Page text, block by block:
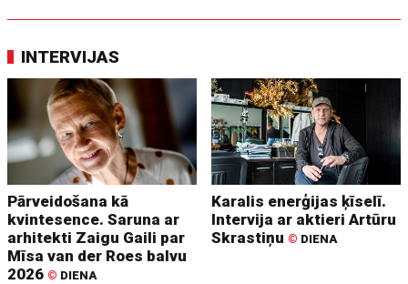
INTERVIJAS
Pārveidošana kā
kvintesence. Saruna ar
arhitekti Zaigu Gaili par
Mīsa van der Roes balvu
2026 © DIENA
Karalis enerģijas ķīselī.
Intervija ar aktieri Artūru
Skrastiņu © DIENA